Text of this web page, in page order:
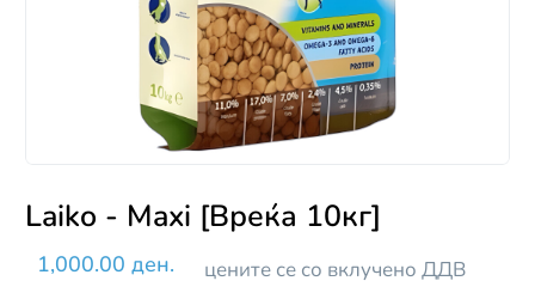
Laiko - Maxi [Вреќа 10кг]
1,000.00 ден. цените се со вклучено ДДВ